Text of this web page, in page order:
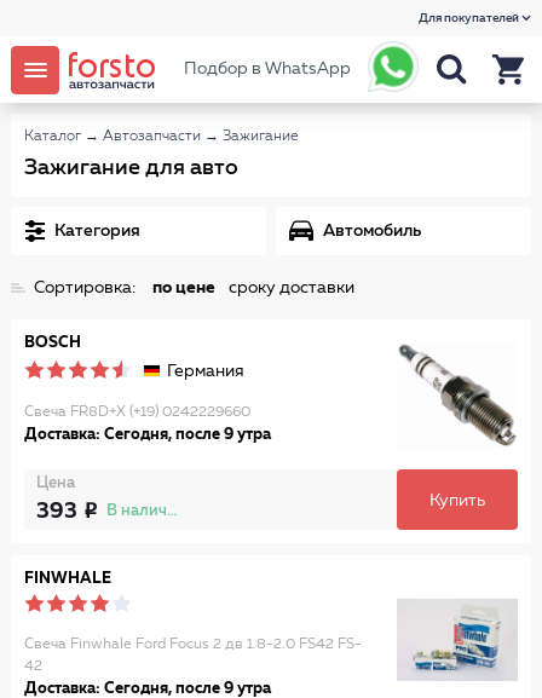
Для покупателей
Подбор в WhatsApp
Каталог → Автозапчасти → Зажигание
Зажигание для авто
Категория Автомобиль
Сортировка: по цене сроку доставки
BOSCH
Германия
Свеча FR8D+X (+19) 0242229660
Доставка: Сегодня, после 9 утра
Цена
393 В наличии
Купить
FINWHALE
Свеча Finwhale Ford Focus 2 дв 1.8-2.0 FS42 FS-
42
Доставка: Сегодня, после 9 утра